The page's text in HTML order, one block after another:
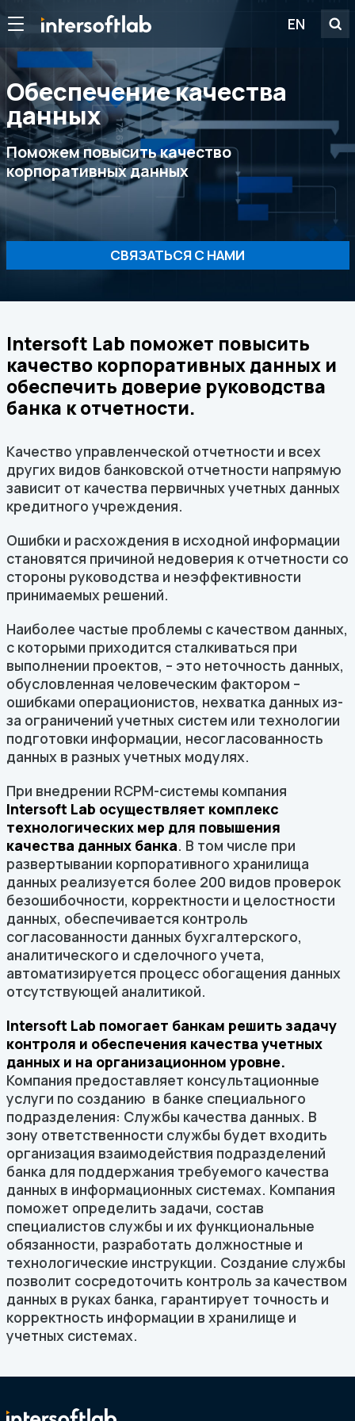
EN
Обеспечение качества
данных
Поможем повысить качество
корпоративных данных
СВЯЗАТЬСЯ С НАМИ
Intersoft Lab поможет повысить
качество корпоративных данных и
обеспечить доверие руководства
банка к отчетности.
Качество управленческой отчетности и всех
других видов банковской отчетности напрямую
зависит от качества первичных учетных данных
кредитного учреждения.
Ошибки и расхождения в исходной информации
становятся причиной недоверия к отчетности со
стороны руководства и неэффективности
принимаемых решений.
Наиболее частые проблемы с качеством данных,
с которыми приходится сталкиваться при
выполнении проектов, – это неточность данных,
обусловленная человеческим фактором –
ошибками операционистов, нехватка данных из-
за ограничений учетных систем или технологии
подготовки информации, несогласованность
данных в разных учетных модулях.
При внедрении RСPM-системы компания
Intersoft Lab осуществляет комплекс
технологических мер для повышения
качества данных банка. В том числе при
развертывании корпоративного хранилища
данных реализуется более 200 видов проверок
безошибочности, корректности и целостности
данных, обеспечивается контроль
согласованности данных бухгалтерского,
аналитического и сделочного учета,
автоматизируется процесс обогащения данных
отсутствующей аналитикой.
Intersoft Lab помогает банкам решить задачу
контроля и обеспечения качества учетных
данных и на организационном уровне.
Компания предоставляет консультационные
услуги по созданию в банке специального
подразделения: Службы качества данных. В
зону ответственности службы будет входить
организация взаимодействия подразделений
банка для поддержания требуемого качества
данных в информационных системах. Компания
поможет определить задачи, состав
специалистов службы и их функциональные
обязанности, разработать должностные и
технологические инструкции. Создание службы
позволит сосредоточить контроль за качеством
данных в руках банка, гарантирует точность и
корректность информации в хранилище и
учетных системах.